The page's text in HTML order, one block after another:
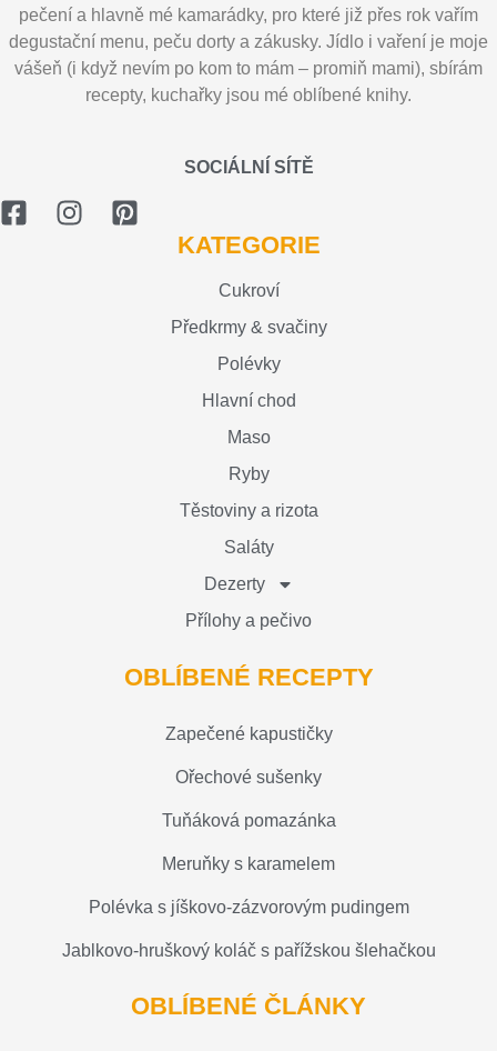
pečení a hlavně mé kamarádky, pro které již přes rok vařím
degustační menu, peču dorty a zákusky. Jídlo i vaření je moje
vášeň (i když nevím po kom to mám – promiň mami), sbírám
recepty, kuchařky jsou mé oblíbené knihy.
SOCIÁLNÍ SÍTĚ
KATEGORIE
Cukroví
Předkrmy & svačiny
Polévky
Hlavní chod
Maso
Ryby
Těstoviny a rizota
Saláty
Dezerty
Přílohy a pečivo
OBLÍBENÉ RECEPTY
Zapečené kapustičky
Ořechové sušenky
Tuňáková pomazánka
Meruňky s karamelem
Polévka s jíškovo-zázvorovým pudingem
Jablkovo-hruškový koláč s pařížskou šlehačkou
OBLÍBENÉ ČLÁNKY